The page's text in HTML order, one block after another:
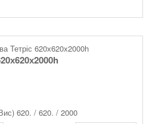
620. / 620. / 2000